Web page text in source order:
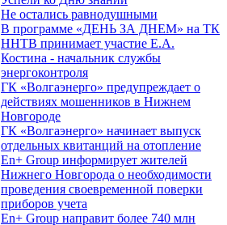
Не остались равнодушными
В программе «ДЕНЬ ЗА ДНЕМ» на ТК
ННТВ принимает участие Е.А.
Костина - начальник службы
энергоконтроля
ГК «Волгаэнерго» предупреждает о
действиях мошенников в Нижнем
Новгороде
ГК «Волгаэнерго» начинает выпуск
отдельных квитанций на отопление
En+ Group информирует жителей
Нижнего Новгорода о необходимости
проведения своевременной поверки
приборов учета
En+ Group направит более 740 млн